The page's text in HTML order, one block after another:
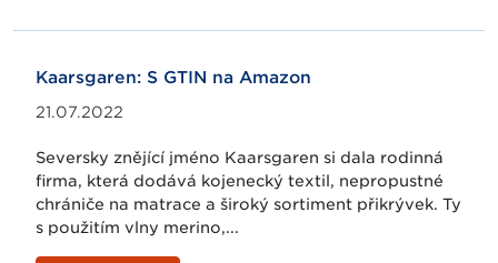
Kaarsgaren: S GTIN na Amazon
21.07.2022
Seversky znějící jméno Kaarsgaren si dala rodinná
firma, která dodává kojenecký textil, nepropustné
chrániče na matrace a široký sortiment přikrývek. Ty
s použitím vlny merino,...